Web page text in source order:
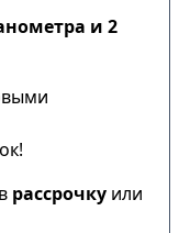
и 2
рассрочку или